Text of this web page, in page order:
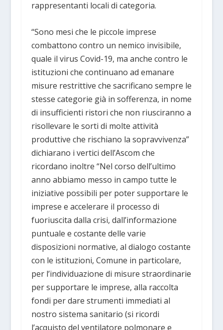
rappresentanti locali di categoria.
“Sono mesi che le piccole imprese
combattono contro un nemico invisibile,
quale il virus Covid-19, ma anche contro le
istituzioni che continuano ad emanare
misure restrittive che sacrificano sempre le
stesse categorie già in sofferenza, in nome
di insufficienti ristori che non riusciranno a
risollevare le sorti di molte attività
produttive che rischiano la sopravvivenza”
dichiarano i vertici dell’Ascom che
ricordano inoltre “Nel corso dell’ultimo
anno abbiamo messo in campo tutte le
iniziative possibili per poter supportare le
imprese e accelerare il processo di
fuoriuscita dalla crisi, dall’informazione
puntuale e costante delle varie
disposizioni normative, al dialogo costante
con le istituzioni, Comune in particolare,
per l’individuazione di misure straordinarie
per supportare le imprese, alla raccolta
fondi per dare strumenti immediati al
nostro sistema sanitario (si ricordi
l’acquisto del ventilatore polmonare e